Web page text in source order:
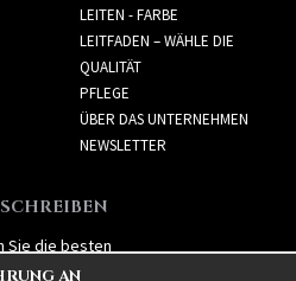
LEITEN - FARBE
LEITFADEN – WÄHLE DIE
QUALITÄT
PFLEGE
ÜBER DAS UNTERNEHMEN
NEWSLETTER
Sie die besten
und spannende
AN